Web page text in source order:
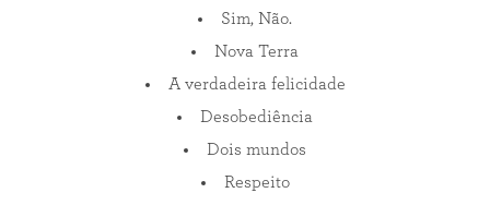
Sim, Não.
Nova Terra
A verdadeira felicidade
Desobediência
Dois mundos
Respeito